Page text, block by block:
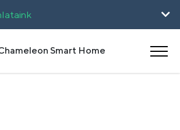
Smart Home